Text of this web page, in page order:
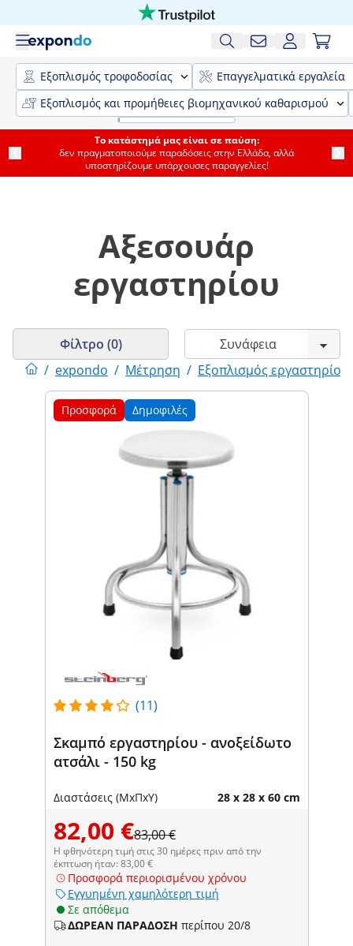
Εξοπλισμός τροφοδοσίας
Επαγγελματικά εργαλεία
Εξοπλισμός και προμήθειες βιομηχανικού καθαρισμού
Το κατάστημά μας είναι σε παύση:
δεν πραγματοποιούμε παραδόσεις στην Ελλάδα, αλλά
υποστηρίζουμε υπάρχουσες παραγγελίες!
Αξεσουάρ
εργαστηρίου
/ expondo / Μέτρηση / Εξοπλισμός εργαστηρίου
Φίλτρο (0)
Προσφορά Δημοφιλές
(11)
Σκαμπό εργαστηρίου - ανοξείδωτο
ατσάλι - 150 kg
Διαστάσεις (ΜxΠxΥ) 28 x 28 x 60 cm
82,00 €83,00 €
Η φθηνότερη τιμή στις 30 ημέρες πριν από την
έκπτωση ήταν: 83,00 €
Προσφορά περιορισμένου χρόνου
Εγγυημένη χαμηλότερη τιμή
Σε απόθεμα
ΔΩΡΕΑΝ ΠΑΡΑΔΟΣΗ περίπου 20/8